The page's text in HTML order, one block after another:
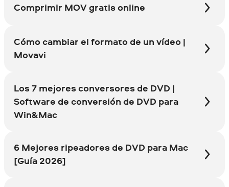
Comprimir MOV gratis online
Cómo cambiar el formato de un vídeo |
Movavi
Los 7 mejores conversores de DVD |
Software de conversión de DVD para
Win&Mac
6 Mejores ripeadores de DVD para Mac
[Guía 2026]